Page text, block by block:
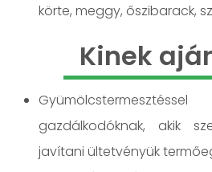
körte, meggy, őszibarack,
Kinek
gazdálkodóknak, akik
javítani ültetvényük